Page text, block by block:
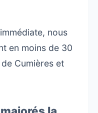
nous
en moins de 30
Cumières et